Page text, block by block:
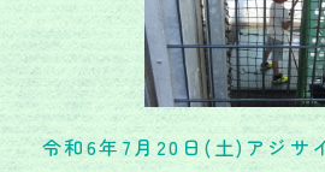
令和6年7月20日(土)アジサ